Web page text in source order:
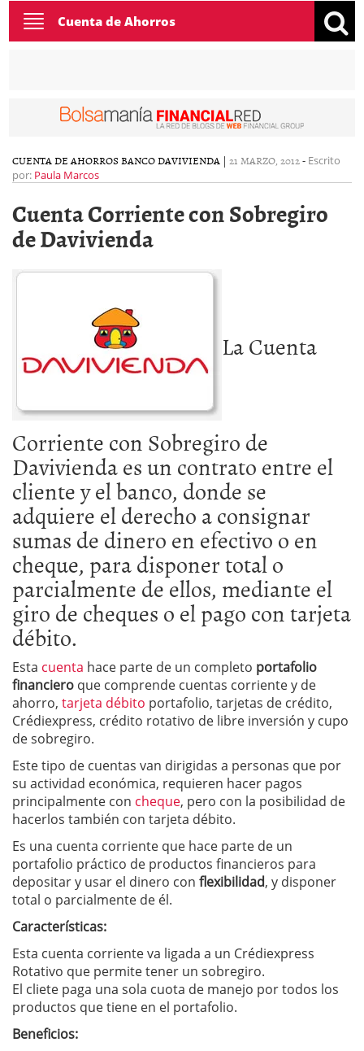
Toggle
navigation
Cuenta de Ahorros
CUENTA DE AHORROS BANCO DAVIVIENDA | 21 MARZO, 2012- Escrito
por: Paula Marcos
Cuenta Corriente con Sobregiro
de Davivienda
LaCuenta
Corriente con Sobregiro de
Daviviendaes un contrato entre el
cliente y el banco, donde se
adquiere el derecho a consignar
sumas de dinero en efectivo o en
cheque, para disponer total o
parcialmente de ellos, mediante el
giro de cheques o el pago con tarjeta
débito.
Esta cuenta hace parte de un completo portafolio
financiero que comprende cuentas corriente y de
ahorro, tarjeta débito portafolio, tarjetas de crédito,
Crédiexpress, crédito rotativo de libre inversión y cupo
de sobregiro.
Este tipo de cuentas van dirigidas a personas que por
su actividad económica, requieren hacer pagos
principalmente con cheque, pero con la posibilidad de
hacerlos también con tarjeta débito.
Es una cuenta corriente que hace parte de un
portafolio práctico de productos financieros para
depositar y usar el dinero con flexibilidad, y disponer
total o parcialmente de él.
Características:
Esta cuenta corriente va ligada a un Crédiexpress
Rotativo que permite tener un sobregiro.
El cliete paga una sola cuota de manejo por todos los
productos que tiene en el portafolio.
Beneficios: